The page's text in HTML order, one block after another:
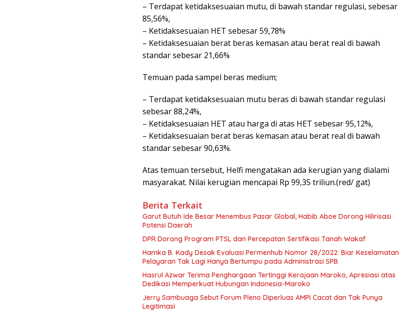
– Terdapat ketidaksesuaian mutu, di bawah standar regulasi, sebesar
85,56%,
– Ketidaksesuaian HET sebesar 59,78%
– Ketidaksesuaian berat beras kemasan atau berat real di bawah
standar sebesar 21,66%
Temuan pada sampel beras medium;
– Terdapat ketidaksesuaian mutu beras di bawah standar regulasi
sebesar 88,24%,
– Ketidaksesuaian HET atau harga di atas HET sebesar 95,12%,
– Ketidaksesuaian berat beras kemasan atau berat real di bawah
standar sebesar 90,63%.
Atas temuan tersebut, Helfi mengatakan ada kerugian yang dialami
masyarakat. Nilai kerugian mencapai Rp 99,35 triliun.(red/ gat)
Berita Terkait
Garut Butuh Ide Besar Menembus Pasar Global, Habib Aboe Dorong Hilirisasi
Potensi Daerah
DPR Dorong Program PTSL dan Percepatan Sertifikasi Tanah Wakaf
Hamka B. Kady Desak Evaluasi Permenhub Nomor 28/2022: Biar Keselamatan
Pelayaran Tak Lagi Hanya Bertumpu pada Administrasi SPB
Hasrul Azwar Terima Penghargaan Tertinggi Kerajaan Maroko, Apresiasi atas
Dedikasi Memperkuat Hubungan Indonesia-Maroko
Jerry Sambuaga Sebut Forum Pleno Diperluas AMPI Cacat dan Tak Punya
Legitimasi